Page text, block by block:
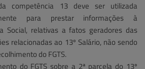
competência 13 deve ser utilizada
para prestar informações à
Social, relativas a fatos geradores das
relacionadas ao 13º Salário, não sendo
do FGTS.
do FGTS sobre a 2ª parcela do 13º